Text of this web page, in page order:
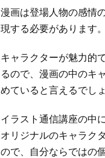
漫画は登場人物の感情
現する必要があります。
キャラクターが魅力的
るので、漫画の中のキ
めていると言えるでしょ
イラスト通信講座の中
オリジナルのキャラク
ので、自分ならではの